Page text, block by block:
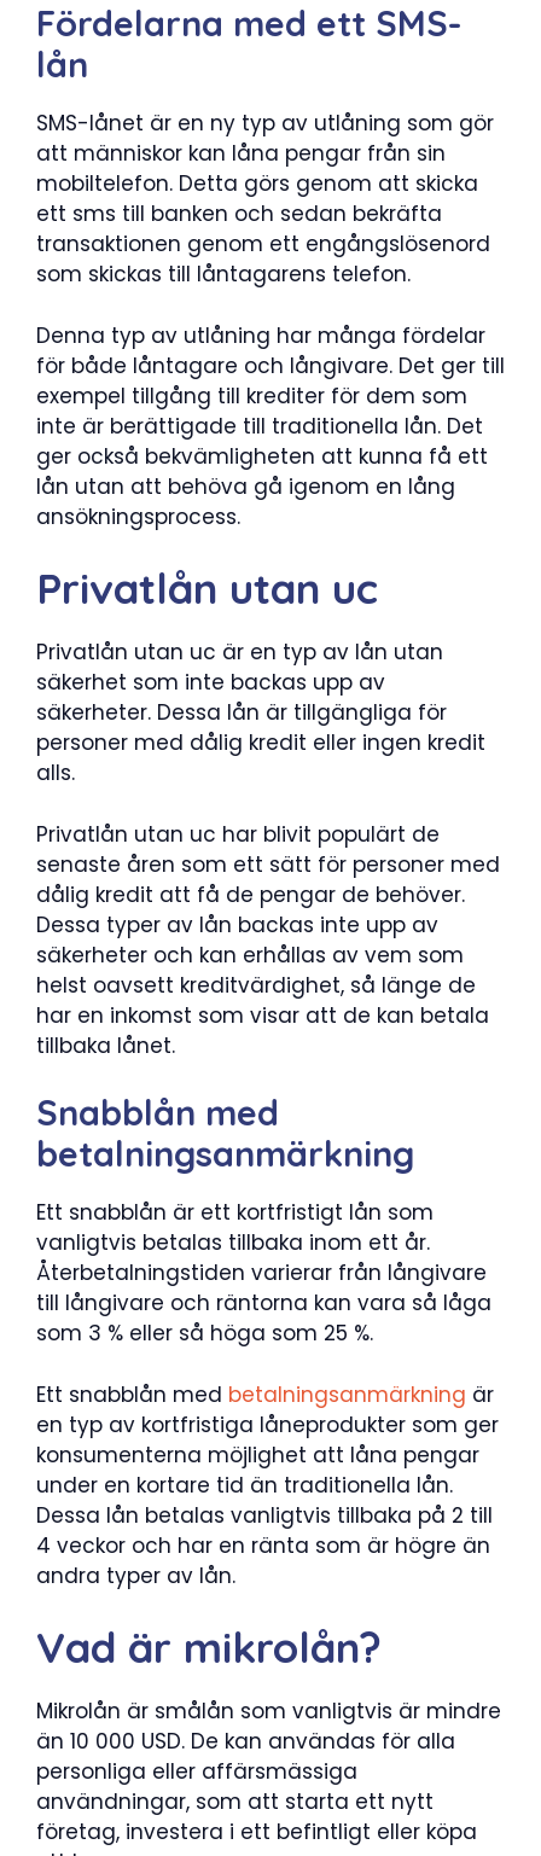
Fördelarna med ett SMS-
lån
SMS-lånet är en ny typ av utlåning som gör
att människor kan låna pengar från sin
mobiltelefon. Detta görs genom att skicka
ett sms till banken och sedan bekräfta
transaktionen genom ett engångslösenord
som skickas till låntagarens telefon.
Denna typ av utlåning har många fördelar
för både låntagare och långivare. Det ger till
exempel tillgång till krediter för dem som
inte är berättigade till traditionella lån. Det
ger också bekvämligheten att kunna få ett
lån utan att behöva gå igenom en lång
ansökningsprocess.
Privatlån utan uc
Privatlån utan uc är en typ av lån utan
säkerhet som inte backas upp av
säkerheter. Dessa lån är tillgängliga för
personer med dålig kredit eller ingen kredit
alls.
Privatlån utan uc har blivit populärt de
senaste åren som ett sätt för personer med
dålig kredit att få de pengar de behöver.
Dessa typer av lån backas inte upp av
säkerheter och kan erhållas av vem som
helst oavsett kreditvärdighet, så länge de
har en inkomst som visar att de kan betala
tillbaka lånet.
Snabblån med
betalningsanmärkning
Ett snabblån är ett kortfristigt lån som
vanligtvis betalas tillbaka inom ett år.
Återbetalningstiden varierar från långivare
till långivare och räntorna kan vara så låga
som 3 % eller så höga som 25 %.
Ett snabblån med betalningsanmärkning är
en typ av kortfristiga låneprodukter som ger
konsumenterna möjlighet att låna pengar
under en kortare tid än traditionella lån.
Dessa lån betalas vanligtvis tillbaka på 2 till
4 veckor och har en ränta som är högre än
andra typer av lån.
Vad är mikrolån?
Mikrolån är smålån som vanligtvis är mindre
än 10 000 USD. De kan användas för alla
personliga eller affärsmässiga
användningar, som att starta ett nytt
företag, investera i ett befintligt eller köpa